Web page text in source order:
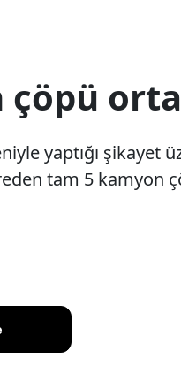
yaptığı şikayet
tam 5 kamyon